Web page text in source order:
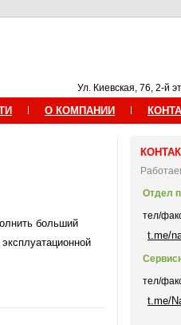
Ул. Киевская, 76, 2-й
О КОМПАНИИ
больший
Отдел
тел/
t.me/
тел/
t.me/